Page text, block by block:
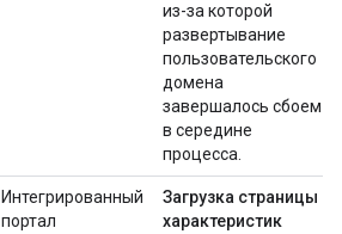
из-за которой
развертывание
пользовательского
домена
завершалось сбоем
в середине
процесса.
Интегрированный
портал
Загрузка страницы
характеристик